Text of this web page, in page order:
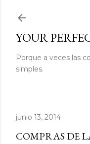
YOUR
Porque a veces las
simples.
junio 13, 2014
COMPRAS DE